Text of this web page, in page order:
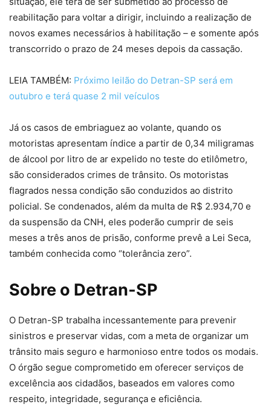
reabilitação para voltar a dirigir, incluindo a realização de
novos exames necessários à habilitação – e somente após
transcorrido o prazo de 24 meses depois da cassação.
LEIA TAMBÉM: Próximo leilão do Detran-SP será em
outubro e terá quase 2 mil veículos
Já os casos de embriaguez ao volante, quando os
motoristas apresentam índice a partir de 0,34 miligramas
de álcool por litro de ar expelido no teste do etilômetro,
são considerados crimes de trânsito. Os motoristas
flagrados nessa condição são conduzidos ao distrito
policial. Se condenados, além da multa de R$ 2.934,70 e
da suspensão da CNH, eles poderão cumprir de seis
meses a três anos de prisão, conforme prevê a Lei Seca,
também conhecida como “tolerância zero”.
Sobre o Detran-SP
O Detran-SP trabalha incessantemente para prevenir
sinistros e preservar vidas, com a meta de organizar um
trânsito mais seguro e harmonioso entre todos os modais.
O órgão segue comprometido em oferecer serviços de
excelência aos cidadãos, baseados em valores como
respeito, integridade, segurança e eficiência.